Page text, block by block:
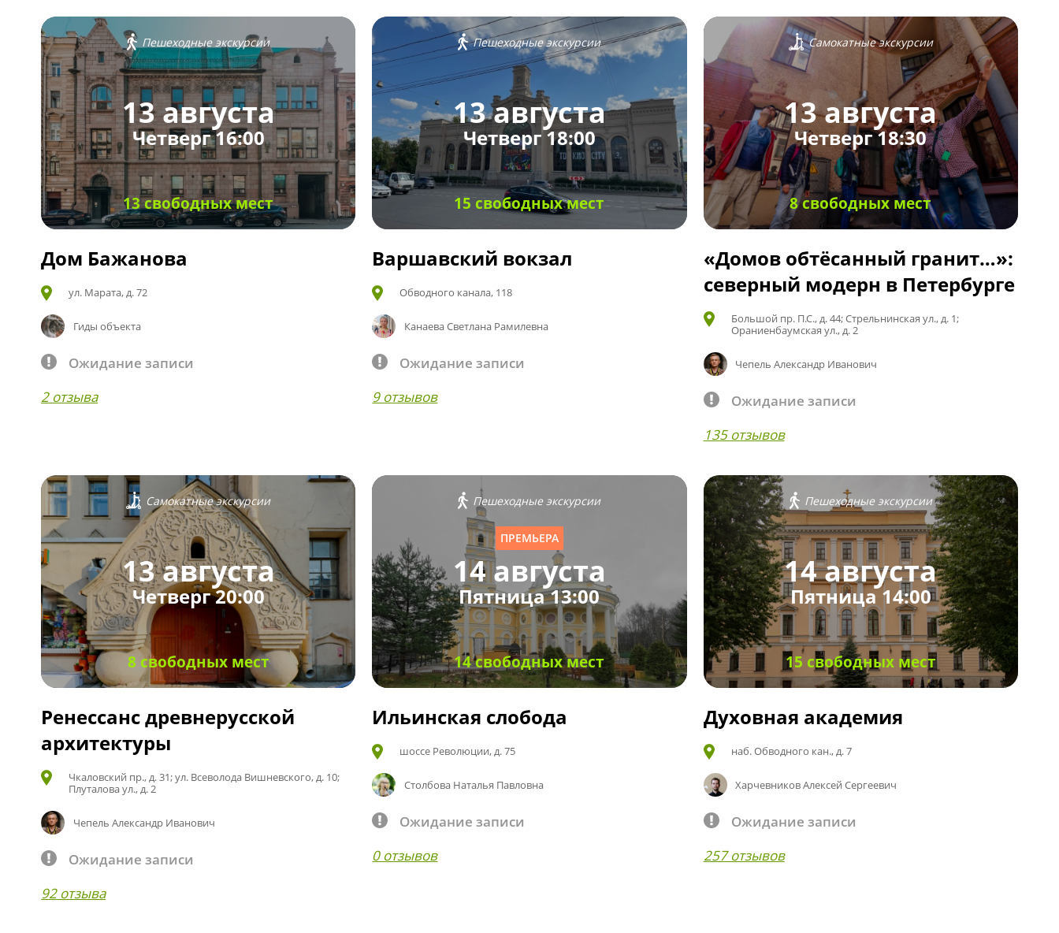
Пешеходные экскурсии
13 августа
Четверг 16:00
13 свободных мест
Дом Бажанова
ул. Марата, д. 72
Гиды объекта
Ожидание записи
2 отзыва
Пешеходные экскурсии
13 августа
Четверг 18:00
15 свободных мест
Варшавский вокзал
Обводного канала, 118
Канаева Светлана Рамилевна
Ожидание записи
9 отзывов
Самокатные экскурсии
13 августа
Четверг 18:30
8 свободных мест
«Домов обтёсанный гранит…»:
северный модерн в Петербурге
Большой пр. П.С., д. 44; Стрельнинская ул., д. 1;
Ораниенбаумская ул., д. 2
Чепель Александр Иванович
Ожидание записи
135 отзывов
Самокатные экскурсии
13 августа
Четверг 20:00
8 свободных мест
Ренессанс древнерусской
архитектуры
Чкаловский пр., д. 31; ул. Всеволода Вишневского, д. 10;
Плуталова ул., д. 2
Чепель Александр Иванович
Ожидание записи
92 отзыва
Пешеходные экскурсии
ПРЕМЬЕРА
14 августа
Пятница 13:00
14 свободных мест
Ильинская слобода
шоссе Революции, д. 75
Столбова Наталья Павловна
Ожидание записи
0 отзывов
Пешеходные экскурсии
14 августа
Пятница 14:00
15 свободных мест
Духовная академия
наб. Обводного кан., д. 7
Харчевников Алексей Сергеевич
Ожидание записи
257 отзывов